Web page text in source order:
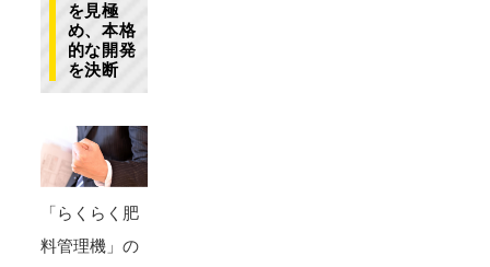
を見極
め、本格
的な開発
を決断
「らくらく肥
料管理機」の